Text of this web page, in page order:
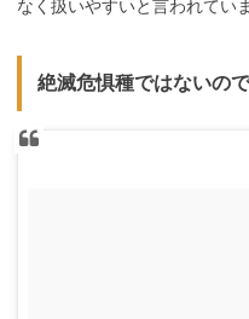
なく扱いやすいと言われていま
絶滅危惧種ではないの